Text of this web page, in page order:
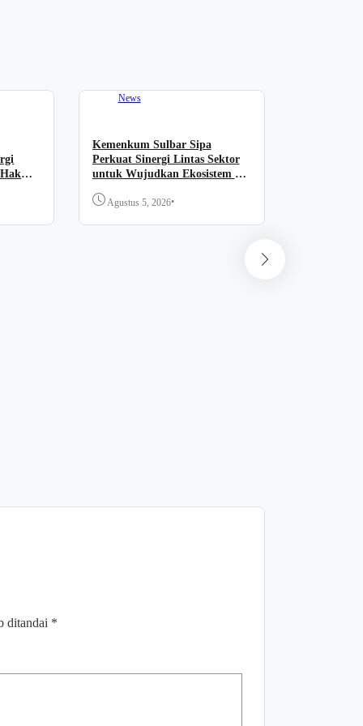
News
Kemenkum Sulbar Sipa
Perkuat Sinergi Lintas Sektor
untuk Wujudkan Ekosistem KI
Agustus 5, 2026•
ditandai *